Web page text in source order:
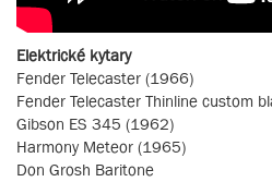
Elektrické kytary
Fender Telecaster (1966)
Fender Telecaster Thinline custom
Gibson ES 345 (1962)
Harmony Meteor (1965)
Don Grosh Baritone